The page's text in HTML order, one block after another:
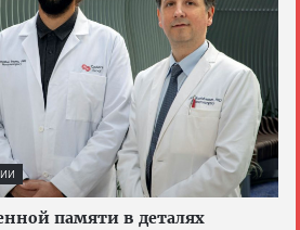
памяти в деталях